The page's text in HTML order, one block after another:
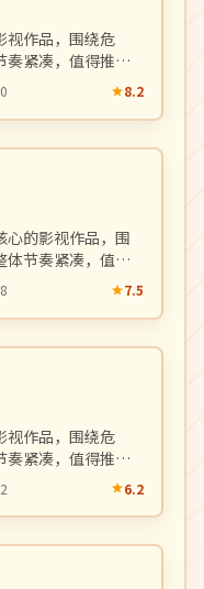
视作品，围绕危
奏紧凑，值得推荐
8.2
的影视作品，围
体节奏紧凑，值得
7.5
视作品，围绕危
奏紧凑，值得推荐
6.2